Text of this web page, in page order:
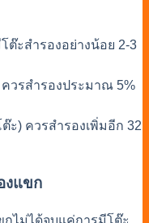
ต๊ะสำรองอย่างน้อย 2-3
ควรสำรองประมาณ 5%
ะ) ควรสำรองเพิ่มอีก 32
งแขก
กไม่ได้จบแค่การมีโต๊ะ